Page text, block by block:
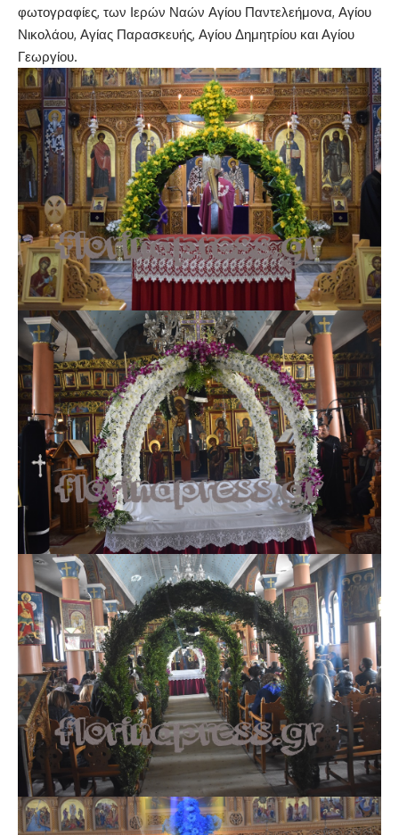
φωτογραφίες, των Ιερών Ναών Αγίου Παντελεήμονα, Αγίου
Νικολάου, Αγίας Παρασκευής, Αγίου Δημητρίου και Αγίου
Γεωργίου.